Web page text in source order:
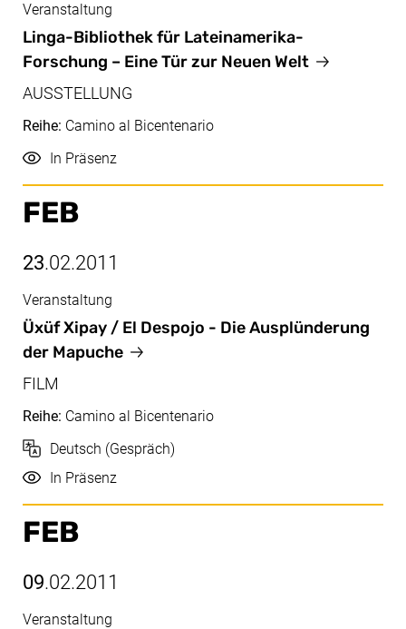
Apr/Mai, 08.04.2011 - 27.05.2011
Linga-Bibliothek für Lateinamerika-
Forschung – Eine Tür zur Neuen Welt
Veranstaltung
AUSSTELLUNG
Reihe: Camino al Bicentenario
Durchführung
In Präsenz
FEB
23.02.2011
Feb, 23.02.2011
Üxüf Xipay / El Despojo - Die Ausplünderung
der Mapuche
Veranstaltung
FILM
Reihe: Camino al Bicentenario
Sprache
Deutsch (Gespräch)
Durchführung
In Präsenz
FEB
09.02.2011
Veranstaltung